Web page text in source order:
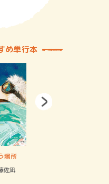
め単行本
場所
佐凪